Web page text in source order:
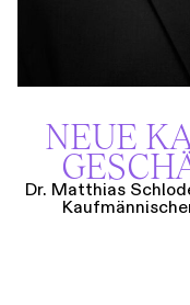
NEUE
Dr. Matthias